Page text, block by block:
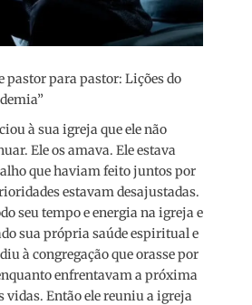
pastor para pastor: Lições do
à sua igreja que ele não
Ele os amava. Ele estava
que haviam feito juntos por
estavam desajustadas.
seu tempo e energia na igreja e
sua própria saúde espiritual e
à congregação que orasse por
enfrentavam a próxima
vidas. Então ele reuniu a igreja